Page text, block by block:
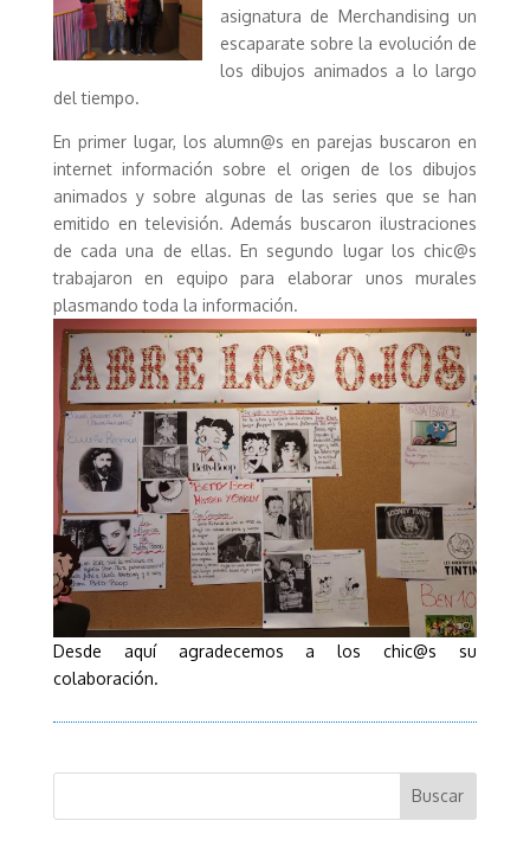
asignatura de Merchandising un
escaparate sobre la evolución de
los dibujos animados a lo largo
del tiempo.
En primer lugar, los alumn@s en parejas buscaron en
internet información sobre el origen de los dibujos
animados y sobre algunas de las series que se han
emitido en televisión. Además buscaron ilustraciones
de cada una de ellas. En segundo lugar los chic@s
trabajaron en equipo para elaborar unos murales
plasmando toda la información.
Desde aquí agradecemos a los chic@s su
colaboración.